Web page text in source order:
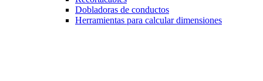
Dobladoras de conductos
Herramientas para calcular dimensiones